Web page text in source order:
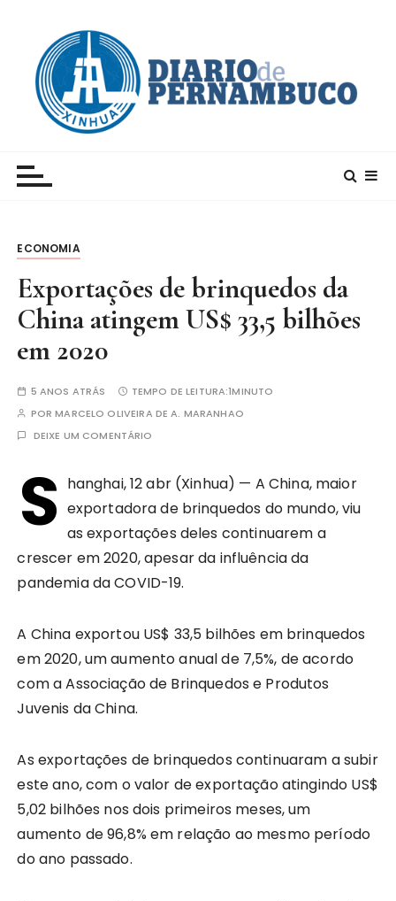
ECONOMIA
Exportações de brinquedos da
China atingem US$ 33,5 bilhões
em 2020
5 ANOS ATRÁS TEMPO DE LEITURA:1MINUTO
PORMARCELO OLIVEIRA DE A. MARANHAO
DEIXE UM COMENTÁRIO
S hanghai, 12 abr (Xinhua) — A China, maior
exportadora de brinquedos do mundo, viu
as exportações deles continuarem a
crescer em 2020, apesar da influência da
pandemia da COVID-19.
A China exportou US$ 33,5 bilhões em brinquedos
em 2020, um aumento anual de 7,5%, de acordo
com a Associação de Brinquedos e Produtos
Juvenis da China.
As exportações de brinquedos continuaram a subir
este ano, com o valor de exportação atingindo US$
5,02 bilhões nos dois primeiros meses, um
aumento de 96,8% em relação ao mesmo período
do ano passado.